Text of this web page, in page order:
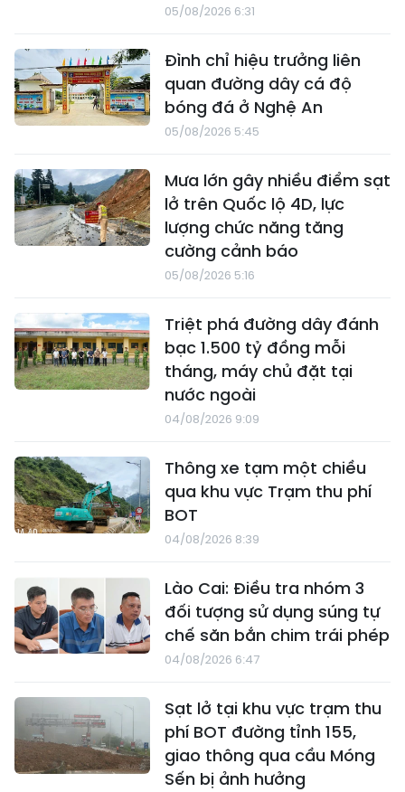
05/08/2026 6:31
Đình chỉ hiệu trưởng liên
quan đường dây cá độ
bóng đá ở Nghệ An
05/08/2026 5:45
Mưa lớn gây nhiều điểm sạt
lở trên Quốc lộ 4D, lực
lượng chức năng tăng
cường cảnh báo
05/08/2026 5:16
Triệt phá đường dây đánh
bạc 1.500 tỷ đồng mỗi
tháng, máy chủ đặt tại
nước ngoài
04/08/2026 9:09
Thông xe tạm một chiều
qua khu vực Trạm thu phí
BOT
04/08/2026 8:39
Lào Cai: Điều tra nhóm 3
đối tượng sử dụng súng tự
chế săn bắn chim trái phép
04/08/2026 6:47
Sạt lở tại khu vực trạm thu
phí BOT đường tỉnh 155,
giao thông qua cầu Móng
Sến bị ảnh hưởng